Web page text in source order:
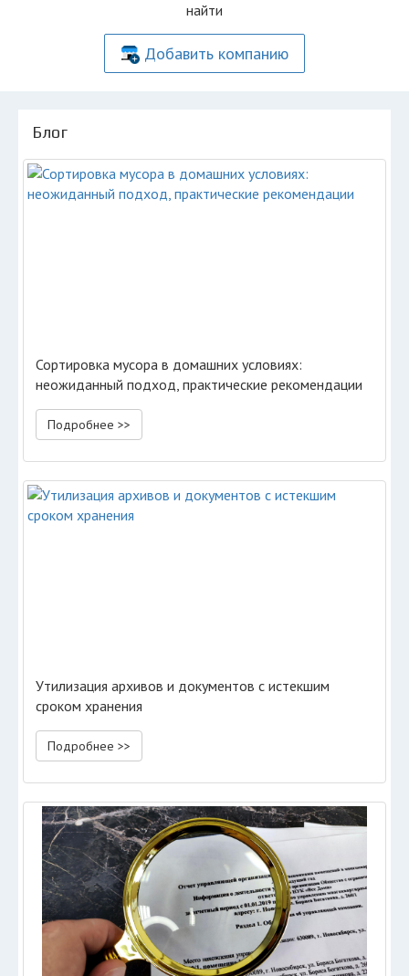
найти
Добавить компанию
Блог
Сортировка мусора в домашних условиях:
неожиданный подход, практические рекомендации
Подробнее >>
Утилизация архивов и документов с истекшим
сроком хранения
Подробнее >>